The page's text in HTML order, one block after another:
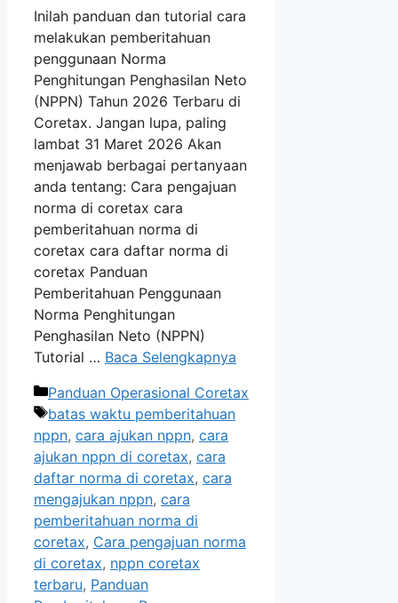
Inilah panduan dan tutorial cara
melakukan pemberitahuan
penggunaan Norma
Penghitungan Penghasilan Neto
(NPPN) Tahun 2026 Terbaru di
Coretax. Jangan lupa, paling
lambat 31 Maret 2026 Akan
menjawab berbagai pertanyaan
anda tentang: Cara pengajuan
norma di coretax cara
pemberitahuan norma di
coretax cara daftar norma di
coretax Panduan
Pemberitahuan Penggunaan
Norma Penghitungan
Penghasilan Neto (NPPN)
Tutorial … Baca Selengkapnya
Kategori
Panduan Operasional Coretax
Tag
batas waktu pemberitahuan
nppn, cara ajukan nppn, cara
ajukan nppn di coretax, cara
daftar norma di coretax, cara
mengajukan nppn, cara
pemberitahuan norma di
coretax, Cara pengajuan norma
di coretax, nppn coretax
terbaru, Panduan